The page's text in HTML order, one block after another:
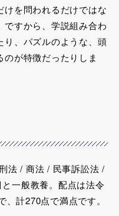
を問われるだけではな
ですから、学説組み合わ
り、パズルのような、頭
が特徴だったりしま
法 / 商法 / 民事訴訟法 /
一般教養。配点は法令
計270点で満点です。